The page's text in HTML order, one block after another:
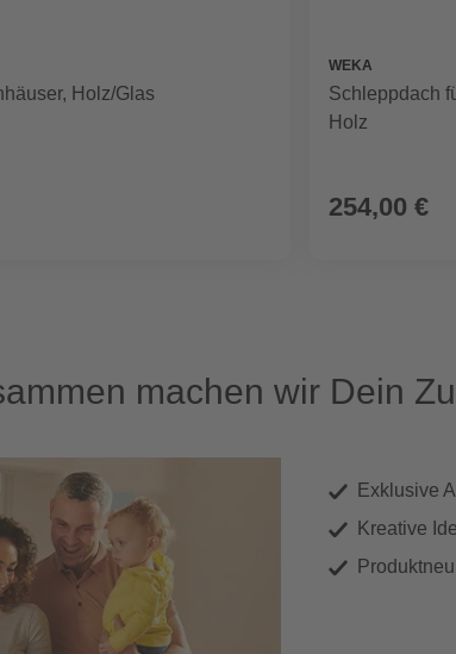
Holz/Glas
WEKA
Schleppdach
Holz
254,00 €
machen wir Dein
Exklusive
Kreative